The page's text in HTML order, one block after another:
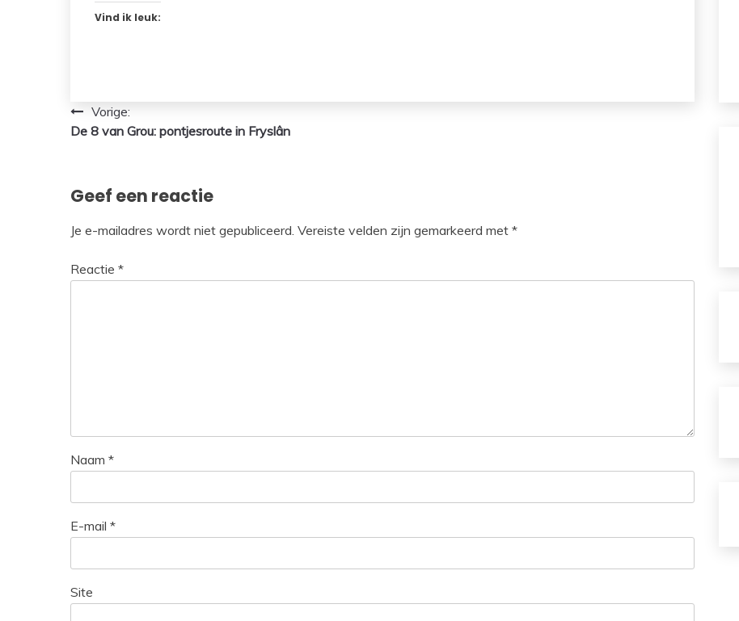
Vind ik leuk:
Bericht
navigatie
Vorige:
De 8 van Grou: pontjesroute in Fryslân
Geef een reactie
Je e-mailadres wordt niet gepubliceerd. Vereiste velden zijn gemarkeerd met *
Reactie *
Naam *
E-mail *
Site